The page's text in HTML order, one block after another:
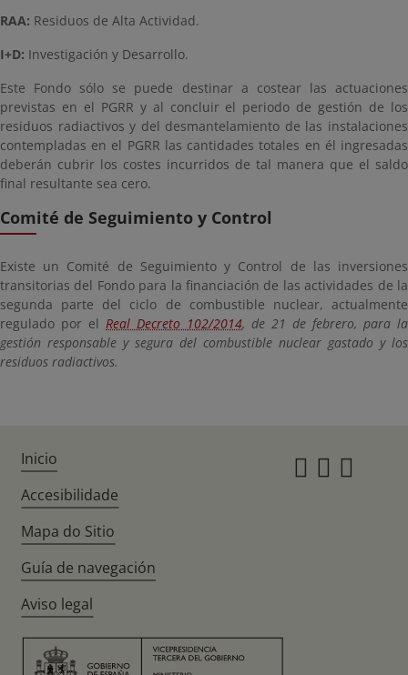
RAA: Residuos de Alta Actividad.
I+D: Investigación y Desarrollo.
Este Fondo sólo se puede destinar a costear las actuaciones
previstas en el PGRR y al concluir el periodo de gestión de los
residuos radiactivos y del desmantelamiento de las instalaciones
contempladas en el PGRR las cantidades totales en él ingresadas
deberán cubrir los costes incurridos de tal manera que el saldo
final resultante sea cero.
Comité de Seguimiento y Control
Existe un Comité de Seguimiento y Control de las inversiones
transitorias del Fondo para la financiación de las actividades de la
segunda parte del ciclo de combustible nuclear, actualmente
regulado por el Real Decreto 102/2014, de 21 de febrero, para la
gestión responsable y segura del combustible nuclear gastado y los
residuos radiactivos.
Inicio
Accesibilidade
Mapa do Sitio
Guía de navegación
Aviso legal